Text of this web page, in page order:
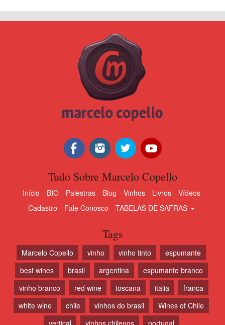
Tudo Sobre Marcelo Copello
Início BIO Palestras Blog Vinhos Livros
Vídeos
Cadastro
Fale Conosco TABELAS DE SAFRAS
Tags
Marcelo Copello vinho vinho tinto
espumante
best wines
brasil argentina
espumante branco
vinho branco
red wine toscana italia
franca
white wine
chile vinhos do brasil
Wines of Chile
vertical
vinhos chilenos portugal